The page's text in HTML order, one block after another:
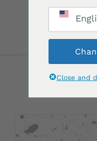
Close and